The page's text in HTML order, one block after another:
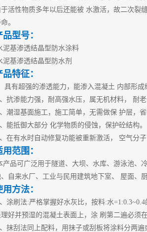
活性物质多年以后还能被 水激活，故二次裂
。
品型号：
基渗透结晶型防水涂料
基渗透结晶型防水剂
品特征：
具有超强的渗透能力，能渗入混凝土 内部形成
抗渗能力强，耐高强水压，属无机材料， 耐老
潮湿基面施工，施工简单，无需做保 护层，省
能抵御大部分 化学物质的侵蚀，保护砼结构。
在有水时自动修复功能被重新激活， 空气分子
用范围：
产品可广泛用于隧道、大坝、水库、游泳池、
自来水厂、工业与民用建筑地下室、
屋面、
用方法：
涂刷法:严格掌握好水灰比，按料:水
好并预湿的混凝土表面上，涂 刷第二遍必须
抹刮法同上配料，用抹子或刮板将涂料分两遍